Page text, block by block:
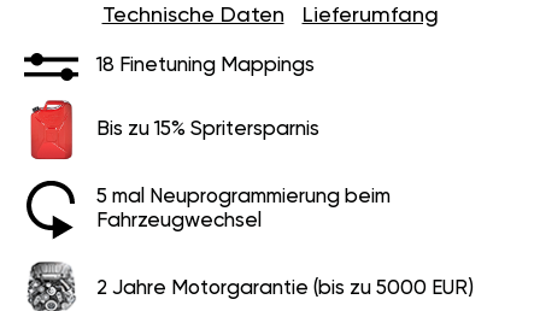
Technische Daten Lieferumfang
18 Finetuning Mappings
Bis zu 15% Spritersparnis
5 mal Neuprogrammierung beim
Fahrzeugwechsel
2 Jahre Motorgarantie (bis zu 5000 EUR)